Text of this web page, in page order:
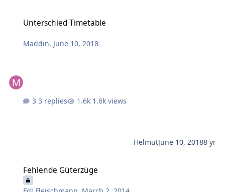
Unterschied Timetable
Maddin, June 10, 2018
3 replies 1.6k views
HelmutJune 10, 20188 yr
Fehlende Güterzüge